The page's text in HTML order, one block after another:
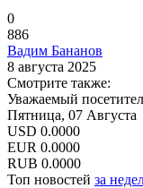
0
886
Вадим Бананов
8 августа 2025
Смотрите также:
Уважаемый
Пятница, 07 Августа
USD 0.0000
EUR 0.0000
RUB 0.0000
Топ новостей за